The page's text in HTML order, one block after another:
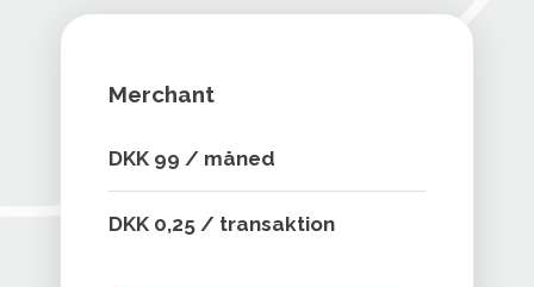
Merchant
DKK 99 / måned
DKK 0,25 / transaktion